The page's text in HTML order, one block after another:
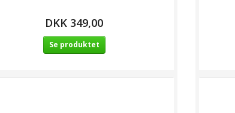
DKK 349,00
Se produktet